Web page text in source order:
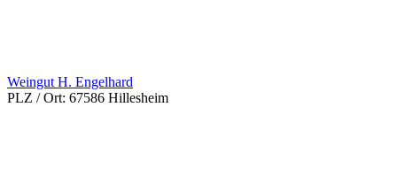
Weingut H. Engelhard
PLZ / Ort: 67586 Hillesheim